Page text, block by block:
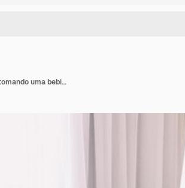
Jovem sentado em uma cadeira de balanço em seu quarto tomando uma bebida com a luz entrando pela janela Relaxamento de férias descanso café da manhã café chá e conceito de hotel